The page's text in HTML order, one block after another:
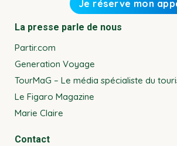
La presse parle de nous
Partir.com
Generation Voyage
TourMaG – Le média spécialiste du
Le Figaro Magazine
Marie Claire
Contact